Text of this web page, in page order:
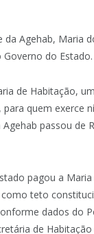
Agehab, Maria
do Estado.
de Habitação,
quem exerce
passou de
pagou a
teto
dados do
de